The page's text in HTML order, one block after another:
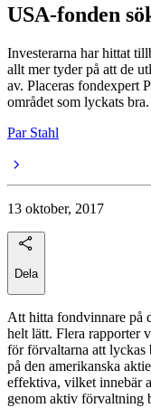
USA-fonden
Investerarna har hittat
allt mer tyder på att de
av. Placeras fondexpert
området som lyckats bra.
Par Stahl
13 oktober, 2017
Dela
Att hitta fondvinnare på
helt lätt. Flera rapporter
för förvaltarna att lyckas
på den amerikanska
effektiva, vilket innebär
genom aktiv förvaltning